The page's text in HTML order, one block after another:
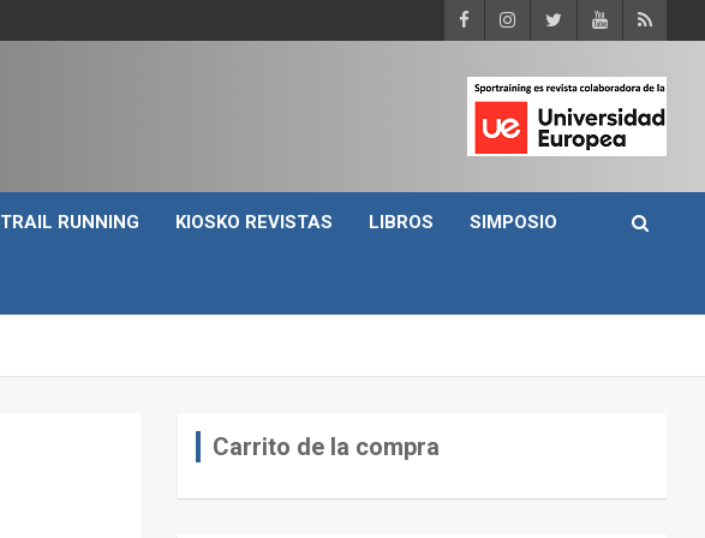
TRAIL RUNNING KIOSKO REVISTAS LIBROS SIMPOSIO
Carrito de la compra